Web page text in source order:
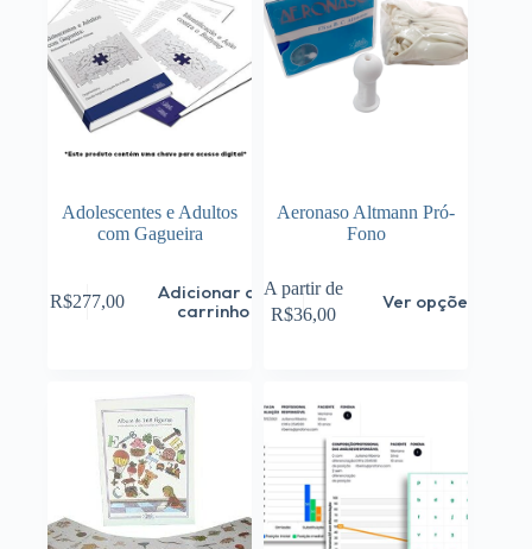
Adolescentes e Adultos
com Gagueira
R$277,00
Adicionar ao
carrinho
Aeronaso Altmann Pró-
Fono
A partir de
R$36,00
Ver opções
Este
produto
tem
opções
podem
ser
escolhidas
página
do